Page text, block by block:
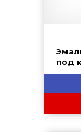
под